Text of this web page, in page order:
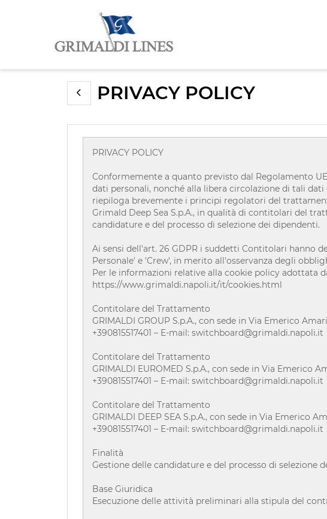
PRIVACY POLICY
PRIVACY POLICY
Conformemente a quanto previsto dal Regolamento
dati personali, nonché alla libera circolazione di tali
riepiloga brevemente i principi regolatori del
Grimald Deep Sea S.p.A., in qualità di contitolari del
candidature e del processo di selezione dei dipendenti.
Ai sensi dell'art. 26 GDPR i suddetti Contitolari hanno
Personale' e 'Crew', in merito all'osservanza degli
Per le informazioni relative alla cookie policy adottata
https://www.grimaldi.napoli.it/it/cookies.html
Contitolare del Trattamento
GRIMALDI GROUP S.p.A., con sede in Via Emerico
+390815517401 – E-mail: switchboard@grimaldi.napoli.it
Contitolare del Trattamento
GRIMALDI EUROMED S.p.A., con sede in Via Emerico
+390815517401 – E-mail: switchboard@grimaldi.napoli.it
Contitolare del Trattamento
GRIMALDI DEEP SEA S.p.A., con sede in Via Emerico
+390815517401 – E-mail: switchboard@grimaldi.napoli.it
Finalità
Gestione delle candidature e del processo di selezione
Base Giuridica
Esecuzione delle attività preliminari alla stipula del